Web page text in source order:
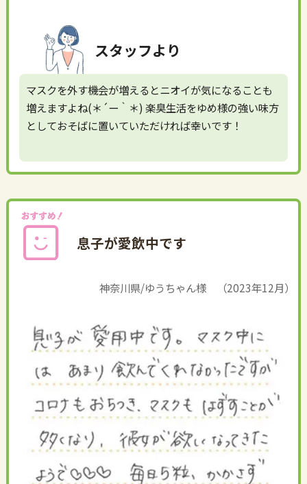
スタッフより
マスクを外す機会が増えるとニオイが気になることも
増えますよね(＊´ー｀＊) 楽臭生活をゆめ様の強い味方
としておそばに置いていただければ幸いです！
息子が愛飲中です
神奈川県/ゆうちゃん様 （2023年12月）